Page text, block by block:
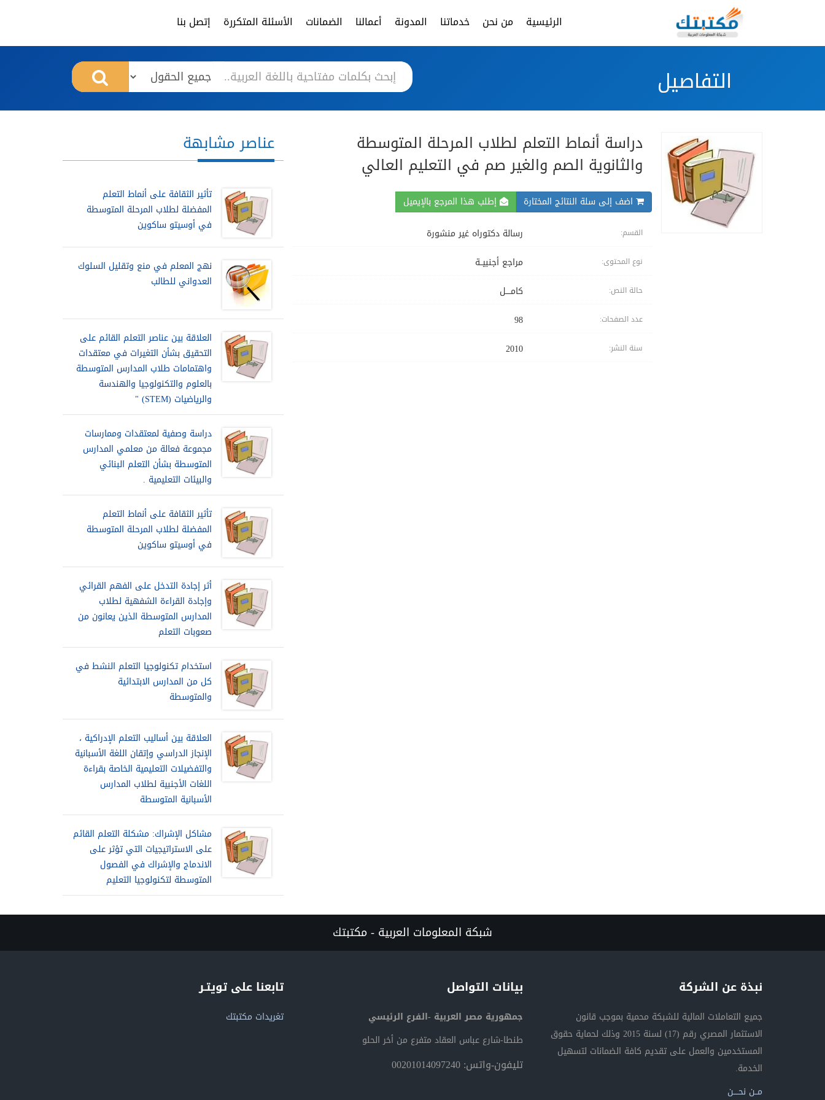
الرئيسية من نحن خدماتنا المدونة أعمالنا الضمانات الأسئلة المتكررة إتصل بنا
التفاصيل
دراسة أنماط التعلم لطلاب المرحلة المتوسطة
والثانوية الصم والغير صم في التعليم العالي
اضف إلى سلة النتائج المختارة إطلب هذا المرجع بالإيميل
القسم: رسالة دكتوراه غير منشورة
نوع المحتوى: مراجع أجنبيــة
حالة النص: كامــــل
عدد الصفحات: 98
سنة النشر: 2010
عناصر مشابهة
تأثير الثقافة على أنماط التعلم
المفضلة لطلاب المرحلة المتوسطة
في أوسيتو ساكوين
نهج المعلم في منع وتقليل السلوك
العدواني للطالب
العلاقة بين عناصر التعلم القائم على
التحقيق بشأن التغيرات في معتقدات
واهتمامات طلاب المدارس المتوسطة
بالعلوم والتكنولوجيا والهندسة
والرياضيات (STEM) "
دراسة وصفية لمعتقدات وممارسات
مجموعة فعالة من معلمي المدارس
المتوسطة بشأن التعلم البنائي
والبيئات التعليمية .
تأثير الثقافة على أنماط التعلم
المفضلة لطلاب المرحلة المتوسطة
في أوسيتو ساكوين
أثر إجادة التدخل على الفهم القرائي
وإجادة القراءة الشفهية لطلاب
المدارس المتوسطة الذين يعانون من
صعوبات التعلم
استخدام تكنولوجيا التعلم النشط في
كل من المدارس الابتدائية
والمتوسطة
العلاقة بين أساليب التعلم الإدراكية ،
الإنجاز الدراسي وإتقان اللغة الأسبانية
والتفضيلات التعليمية الخاصة بقراءة
اللغات الأجنبية لطلاب المدارس
الأسبانية المتوسطة
مشاكل الإشراك: مشكلة التعلم القائم
على الاستراتيجيات التي تؤثر على
الاندماج والإشراك في الفصول
المتوسطة لتكنولوجيا التعليم
شبكة المعلومات العربية - مكتبتك
نبذة عن الشركة
جميع التعاملات المالية للشبكة محمية بموجب قانون
الاستثمار المصري رقم (17) لسنة 2015 وذلك لحماية حقوق
المستخدمين والعمل على تقديم كافة الضمانات لتسهيل
الخدمة.
مــن نحــــن
بيانات التواصل
جمهورية مصر العربية -الفرع الرئيسي
طنطا-شارع عباس العقاد متفرع من أخر الحلو
تليفون-واتس: 00201014097240
تابعنا على تويتـر
تغريدات مكتبتك